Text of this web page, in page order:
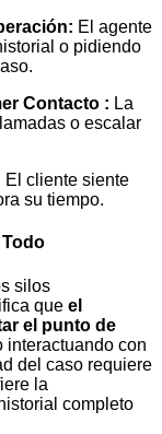
El agente
o pidiendo
Contacto : La
o escalar
El cliente siente
su tiempo.
silos
que el
el punto de
interactuando con
del caso requiere
la
completo